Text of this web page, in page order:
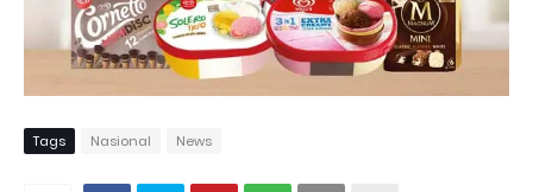
Tags Nasional News